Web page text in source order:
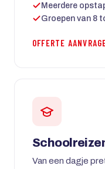
Meerdere
Groepen van 8
OFFERTE
Van een dagje